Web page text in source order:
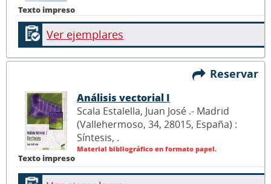
Texto impreso
Ver ejemplares
Reservar
Texto impreso
Análisis vectorial I
Scala Estalella, Juan José .- Madrid
(Vallehermoso, 34, 28015, España) :
Síntesis, .
Material bibliográfico en formato papel.